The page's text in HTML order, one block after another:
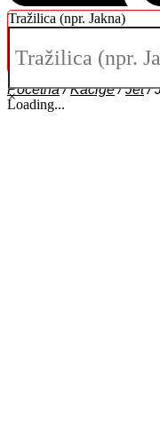
Tražilica (npr. Jakna)
×
Početna/Kacige/Jet/
Loading...